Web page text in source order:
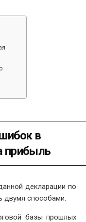
в
прибыль
декларации по
двумя способами.
базы прошлых